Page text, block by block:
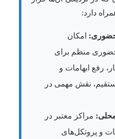
دارد:
امکان
منظم برای
رفع ابهامات و
نقش مهمی در
محلی: مراکز معتبر در
و پروتکل‌های